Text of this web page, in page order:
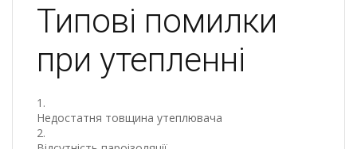
Типові помилки
при утепленні
Недостатня товщина утеплювача